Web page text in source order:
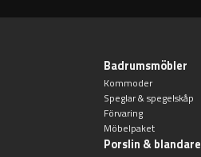
Toalettpappershållare
Badrumsmöbler
Kommoder
Speglar & spegelskåp
Förvaring
Möbelpaket
Porslin & blandare